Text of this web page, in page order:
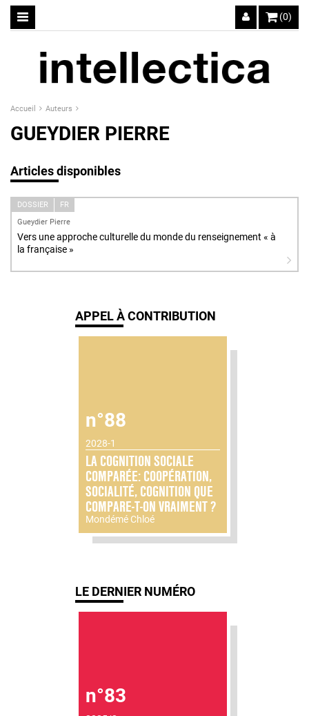
(0)
Accueil Auteurs
GUEYDIER PIERRE
Articles disponibles
DOSSIER
FR
Gueydier Pierre
Vers une approche culturelle du monde du renseignement « à
la française »
APPEL À CONTRIBUTION
n°88
2028-1
LA COGNITION SOCIALE
COMPARÉE: COOPÉRATION,
SOCIALITÉ, COGNITION QUE
COMPARE-T-ON VRAIMENT ?
Mondémé Chloé
LE DERNIER NUMÉRO
n°83